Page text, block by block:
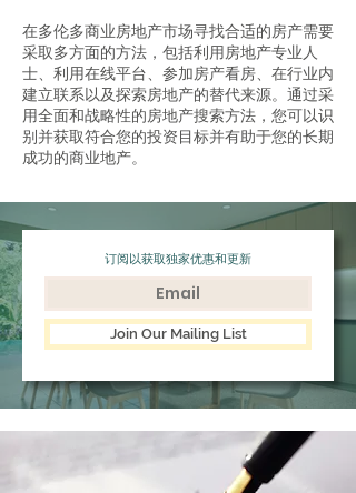
在多伦多商业房地产市场寻找合适的房产需要
采取多方面的方法，包括利用房地产专业人
士、利用在线平台、参加房产看房、在行业内
建立联系以及探索房地产的替代来源。通过采
用全面和战略性的房地产搜索方法，您可以识
别并获取符合您的投资目标并有助于您的长期
成功的商业地产。
订阅以获取独家优惠和更新
Join Our Mailing List